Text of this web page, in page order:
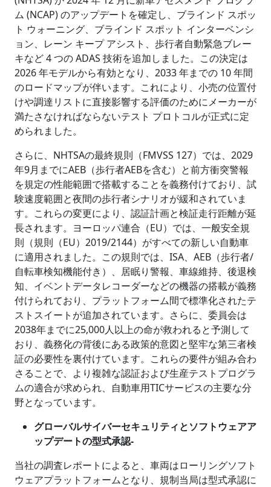
ム (NCAP) のアップデートを確定し、ブラインド スポッ
ト ウォーニング、ブラインド スポット インターベンシ
ョン、レーン キープ アシスト、歩行者自動緊急ブレー
キなど 4 つの ADAS 技術を追加しました。この決定は
2026 年モデルから有効となり、2033 年までの 10 年間
のロードマップが伴います。これにより、小売の位置付
けや調達リストに直接影響する評価のためにメーカーが
満たさなければならないテスト プロトコルが正式に定
められました。
さらに、NHTSAの最終規則（FMVSS 127）では、2029
年9月までにAEB（歩行者AEBを含む）と前方衝突警報
を規定の性能範囲で搭載することを義務付けており、試
験速度範囲と夜間の歩行者シナリオが緩和されていま
す。これらの変更により、認証計画と検証走行距離が延
長されます。ヨーロッパ連合（EU）では、一般安全規
則（規則（EU）2019/2144）がすべての新しい自動車
に適用されました。この規則では、ISA、AEB（歩行者/
自転車検知機能付き）、居眠り警報、車線維持、後退検
知、イベントデータレコーダーなどの機器の搭載が義務
付けられており、プラットフォーム間で標準化されたテ
ストスイートが追加されています。さらに、委員会は
2038年までに25,000人以上の命が救われると予測して
おり、義務化の背後にある政策的意図と堅牢な第三者検
証の必要性を裏付けています。これらの要件が組み合わ
さることで、より複雑な認証および生産テストプログラ
ムの適合が求められ、自動車用TICサービスの主要な分
野となっています。
グローバルサイバーセキュリティとソフトウェアア
ップデートの型式承認-
当社の調査レポートによると、車両はローリングソフト
ウェアプラットフォームとなり、規制当局は型式承認に